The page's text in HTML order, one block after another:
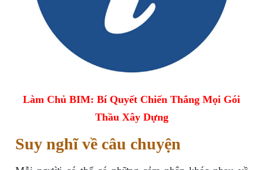
Làm Chủ BIM: Bí Quyết Chiến Thắng Mọi Gói
Thầu Xây Dựng
Suy nghĩ về câu chuyện